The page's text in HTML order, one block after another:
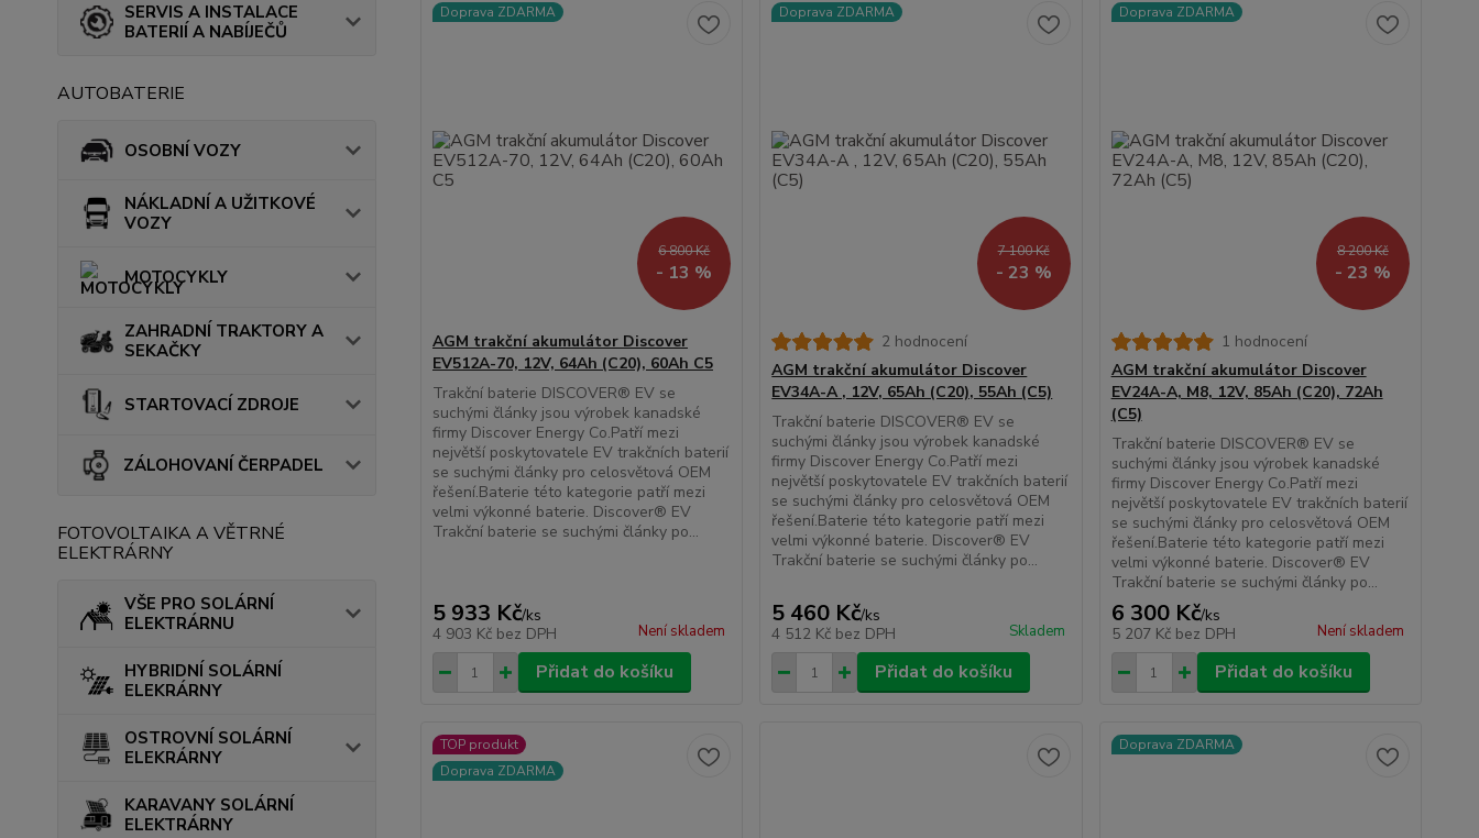
SERVIS A INSTALACE
BATERIÍ A NABÍJEČŮ
AUTOBATERIE
OSOBNÍ VOZY
NÁKLADNÍ A UŽITKOVÉ
VOZY
MOTOCYKLY
ZAHRADNÍ TRAKTORY A
SEKAČKY
STARTOVACÍ ZDROJE
ZÁLOHOVANÍ ČERPADEL
FOTOVOLTAIKA A VĚTRNÉ
ELEKTRÁRNY
VŠE PRO SOLÁRNÍ
ELEKTRÁRNU
HYBRIDNÍ SOLÁRNÍ
ELEKRÁRNY
OSTROVNÍ SOLÁRNÍ
ELEKRÁRNY
KARAVANY SOLÁRNÍ
ELEKTRÁRNY
Doprava ZDARMA
6 800 Kč
- 13 %
AGM trakční akumulátor Discover
EV512A-70, 12V, 64Ah (C20), 60Ah C5
Trakční baterie DISCOVER® EV se
suchými články jsou výrobek kanadské
firmy Discover Energy Co.Patří mezi
největší poskytovatele EV trakčních baterií
se suchými články pro celosvětová OEM
řešení.Baterie této kategorie patří mezi
velmi výkonné baterie. Discover® EV
Trakční baterie se suchými články po...
5 933 Kč/ks
4 903 Kč bez DPH Není skladem
Přidat do košíku
Doprava ZDARMA
7 100 Kč
- 23 %
2 hodnocení
AGM trakční akumulátor Discover
EV34A-A , 12V, 65Ah (C20), 55Ah (C5)
Trakční baterie DISCOVER® EV se
suchými články jsou výrobek kanadské
firmy Discover Energy Co.Patří mezi
největší poskytovatele EV trakčních baterií
se suchými články pro celosvětová OEM
řešení.Baterie této kategorie patří mezi
velmi výkonné baterie. Discover® EV
Trakční baterie se suchými články po...
5 460 Kč/ks
4 512 Kč bez DPH Skladem
Přidat do košíku
Doprava ZDARMA
8 200 Kč
- 23 %
1 hodnocení
AGM trakční akumulátor Discover
EV24A-A, M8, 12V, 85Ah (C20), 72Ah
(C5)
Trakční baterie DISCOVER® EV se
suchými články jsou výrobek kanadské
firmy Discover Energy Co.Patří mezi
největší poskytovatele EV trakčních baterií
se suchými články pro celosvětová OEM
řešení.Baterie této kategorie patří mezi
velmi výkonné baterie. Discover® EV
Trakční baterie se suchými články po...
6 300 Kč/ks
5 207 Kč bez DPH Není skladem
Přidat do košíku
TOP produkt
Doprava ZDARMA
Doprava ZDARMA